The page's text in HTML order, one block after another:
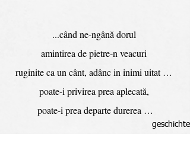
...când ne-ngână dorul
amintirea de pietre-n veacuri
ruginite ca un cânt, adânc in inimi uitat …
poate-i privirea prea aplecată,
poate-i prea departe durerea …
geschichte